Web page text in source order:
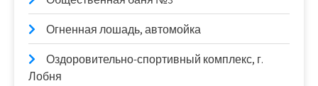
Огненная лошадь, автомойка
Оздоровительно-спортивный комплекс, г.
Лобня